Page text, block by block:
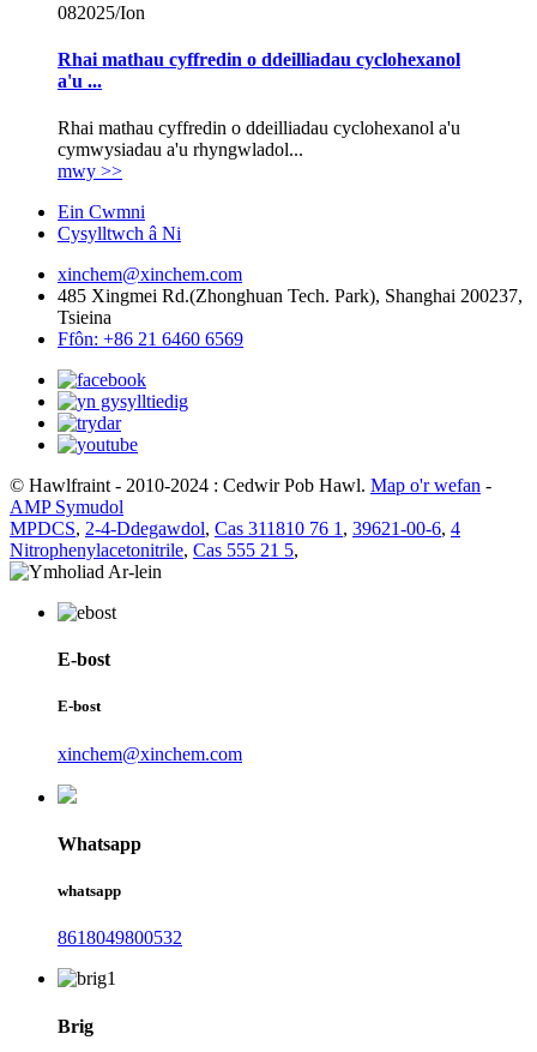
082025/Ion
Rhai mathau cyffredin o ddeilliadau cyclohexanol
a'u ...
Rhai mathau cyffredin o ddeilliadau cyclohexanol a'u
cymwysiadau a'u rhyngwladol...
mwy >>
Ein Cwmni
Cysylltwch â Ni
xinchem@xinchem.com
485 Xingmei Rd.(Zhonghuan Tech. Park), Shanghai 200237,
Tsieina
Ffôn: +86 21 6460 6569
© Hawlfraint - 2010-2024 : Cedwir Pob Hawl. Map o'r wefan -
AMP Symudol
MPDCS, 2-4-Ddegawdol, Cas 311810 76 1 , 39621-00-6, 4
Nitrophenylacetonitrile, Cas 555 21 5,
E-bost
E-bost
xinchem@xinchem.com
Whatsapp
whatsapp
8618049800532
Brig